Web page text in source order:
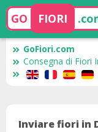
GO FIORI
GoFiori.com
Consegna di Fiori
Inviare fiori in